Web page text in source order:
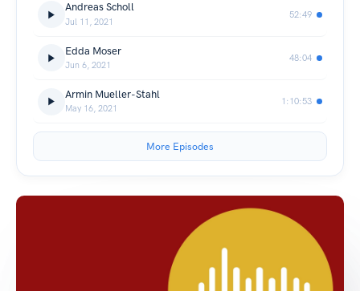
Andreas Scholl
Jul 11, 2021
52:49
Edda Moser
Jun 6, 2021
48:04
Armin Mueller-Stahl
May 16, 2021
1:10:53
More Episodes